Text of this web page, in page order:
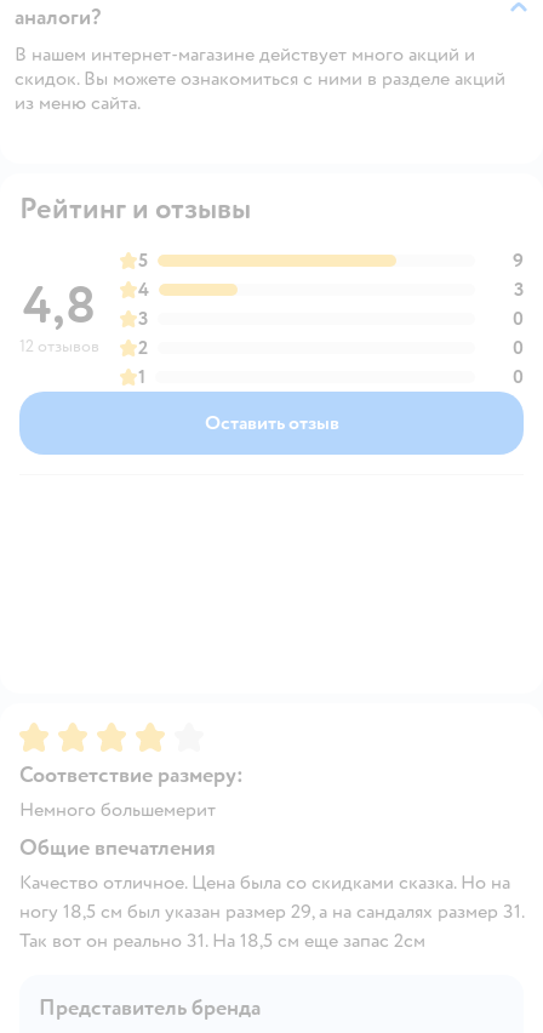
аналоги?
В нашем интернет-магазине действует много акций и
скидок. Вы можете ознакомиться с ними в разделе акций
из меню сайта.
Рейтинг и отзывы
4,8
12 отзывов
5
9
4
3
3
0
2
0
1
0
Оставить отзыв
Рейтинг:4
Соответствие размеру:
Немного большемерит
Общие впечатления
Качество отличное. Цена была со скидками сказка. Но на
ногу 18,5 см был указан размер 29, а на сандалях размер 31.
Так вот он реально 31. На 18,5 см еще запас 2см
Представитель бренда